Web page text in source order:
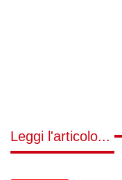
Leggi l'articolo...